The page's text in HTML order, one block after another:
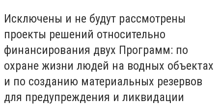
Исключены и не будут рассмотрены
проекты решений относительно
финансирования двух Программ: по
охране жизни людей на водных объектах
и по созданию материальных резервов
для предупреждения и ликвидации